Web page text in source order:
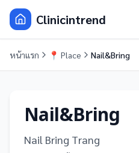
Clinicintrend
หน้าแรก 📍 Place Nail&Bring
Nail&Bring
Nail Bring Trang